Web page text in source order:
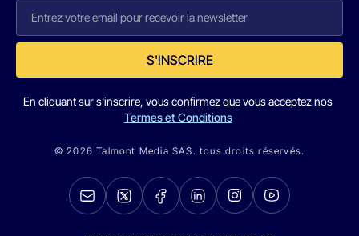
S'INSCRIRE
En cliquant sur s'inscrire, vous confirmez que vous acceptez nos
Termes et Conditions
© 2026 Talmont Media SAS. tous droits réservés.